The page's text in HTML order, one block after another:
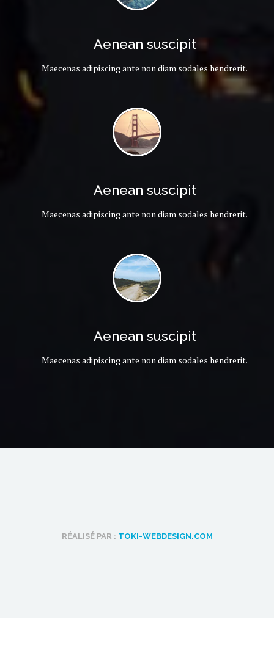
Aenean suscipit
Maecenas adipiscing ante non diam sodales hendrerit.
Aenean suscipit
Maecenas adipiscing ante non diam sodales hendrerit.
Aenean suscipit
Maecenas adipiscing ante non diam sodales hendrerit.
RÉALISÉ PAR : TOKI-WEBDESIGN.COM